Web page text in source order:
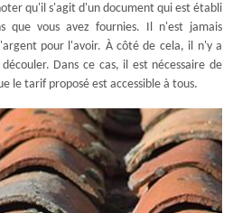
qu'il s'agit d'un document qui est établi
que vous avez fournies. Il n'est jamais
pour l'avoir. À côté de cela, il n'y a
Dans ce cas, il est nécessaire de
le tarif proposé est accessible à tous.